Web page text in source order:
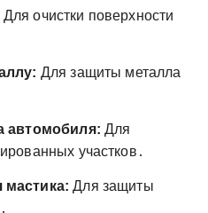
Для очистки поверхности
Для защиты металла
автомобиля: Для
участков․
мастика: Для защиты